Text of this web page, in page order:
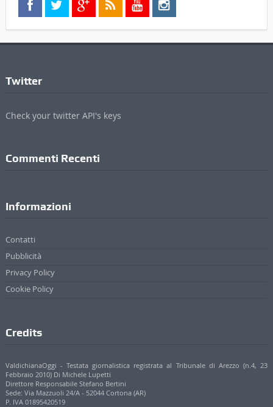
Twitter
Check your twitter API's keys
Commenti Recenti
Informazioni
Contatti
Pubblicità
Privacy Policy
Cookie Policy
Credits
ValdichianaOggi - Testata giornalistica registrata al Tribunale di Arezzo (n.4, 23
Febbraio 2010) Di Michele Lupetti
Direttore Responsabile Stefano Bertini
Sede: Via Mazzuoli 24/A - 52044 Cortona (AR)
P. IVA 01895420519